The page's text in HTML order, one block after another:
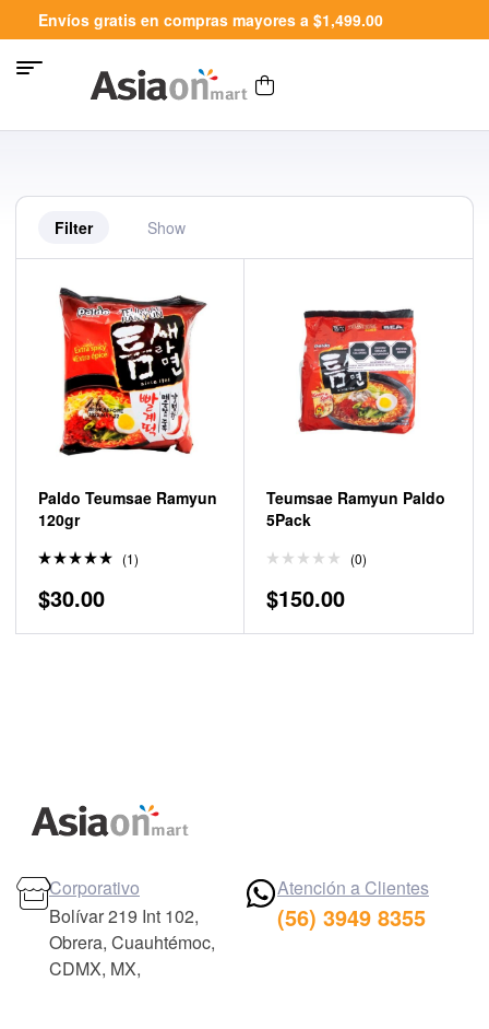
Envíos gratis en compras mayores a $1,499.00
Filter Show
Paldo Teumsae Ramyun
120gr
en5.00
de 5
(1)
$30.00
Teumsae Ramyun Paldo
5Pack
(0)
$150.00
Corporativo
Bolívar 219 Int 102,
Obrera, Cuauhtémoc,
CDMX, MX,
Atención a Clientes
(56) 3949 8355